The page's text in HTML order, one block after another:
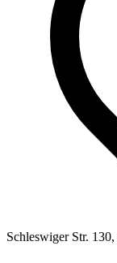
Schleswiger Str.